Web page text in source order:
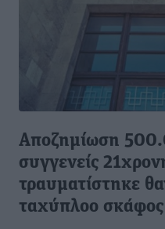
Αποζημίωση
συγγενείς
τραυματίστηκε
ταχύπλοο σκάφος